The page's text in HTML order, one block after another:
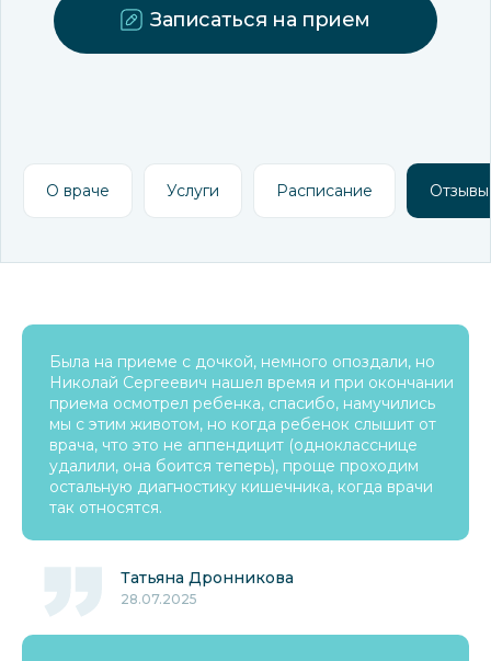
Записаться на прием
О враче Услуги Расписание Отзывы
Была на приеме с дочкой, немного опоздали, но
Николай Сергеевич нашел время и при окончании
приема осмотрел ребенка, спасибо, намучились
мы с этим животом, но когда ребенок слышит от
врача, что это не аппендицит (однокласснице
удалили, она боится теперь), проще проходим
остальную диагностику кишечника, когда врачи
так относятся.
Татьяна Дронникова
28.07.2025